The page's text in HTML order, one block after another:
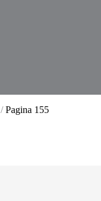
/Pagina 155